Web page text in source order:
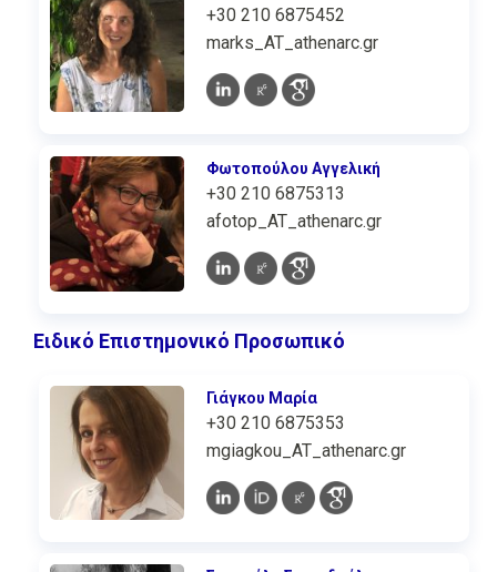
+30 210 6875452
marks_AT_athenarc.gr
Φωτοπούλου Αγγελική
+30 210 6875313
afotop_AT_athenarc.gr
Ειδικό Επιστημονικό Προσωπικό
Γιάγκου Μαρία
+30 210 6875353
mgiagkou_AT_athenarc.gr